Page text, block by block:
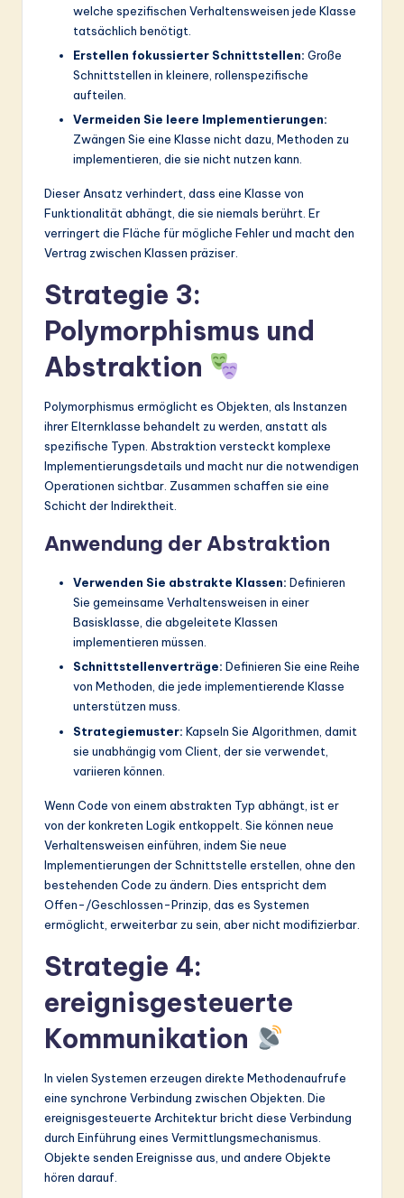
welche spezifischen Verhaltensweisen jede Klasse
tatsächlich benötigt.
Erstellen fokussierter Schnittstellen: Große
Schnittstellen in kleinere, rollenspezifische
aufteilen.
Vermeiden Sie leere Implementierungen:
Zwängen Sie eine Klasse nicht dazu, Methoden zu
implementieren, die sie nicht nutzen kann.
Dieser Ansatz verhindert, dass eine Klasse von
Funktionalität abhängt, die sie niemals berührt. Er
verringert die Fläche für mögliche Fehler und macht den
Vertrag zwischen Klassen präziser.
Strategie 3:
Polymorphismus und
Abstraktion
Polymorphismus ermöglicht es Objekten, als Instanzen
ihrer Elternklasse behandelt zu werden, anstatt als
spezifische Typen. Abstraktion versteckt komplexe
Implementierungsdetails und macht nur die notwendigen
Operationen sichtbar. Zusammen schaffen sie eine
Schicht der Indirektheit.
Anwendung der Abstraktion
Verwenden Sie abstrakte Klassen: Definieren
Sie gemeinsame Verhaltensweisen in einer
Basisklasse, die abgeleitete Klassen
implementieren müssen.
Schnittstellenverträge: Definieren Sie eine Reihe
von Methoden, die jede implementierende Klasse
unterstützen muss.
Strategiemuster: Kapseln Sie Algorithmen, damit
sie unabhängig vom Client, der sie verwendet,
variieren können.
Wenn Code von einem abstrakten Typ abhängt, ist er
von der konkreten Logik entkoppelt. Sie können neue
Verhaltensweisen einführen, indem Sie neue
Implementierungen der Schnittstelle erstellen, ohne den
bestehenden Code zu ändern. Dies entspricht dem
Offen-/Geschlossen-Prinzip, das es Systemen
ermöglicht, erweiterbar zu sein, aber nicht modifizierbar.
Strategie 4:
ereignisgesteuerte
Kommunikation
In vielen Systemen erzeugen direkte Methodenaufrufe
eine synchrone Verbindung zwischen Objekten. Die
ereignisgesteuerte Architektur bricht diese Verbindung
durch Einführung eines Vermittlungsmechanismus.
Objekte senden Ereignisse aus, und andere Objekte
hören darauf.